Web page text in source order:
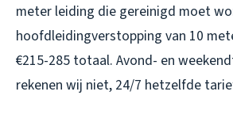
meter leiding die gereinigd moet
hoofdleidingverstopping van 10
€215-285 totaal. Avond- en
rekenen wij niet, 24/7 hetzelfde